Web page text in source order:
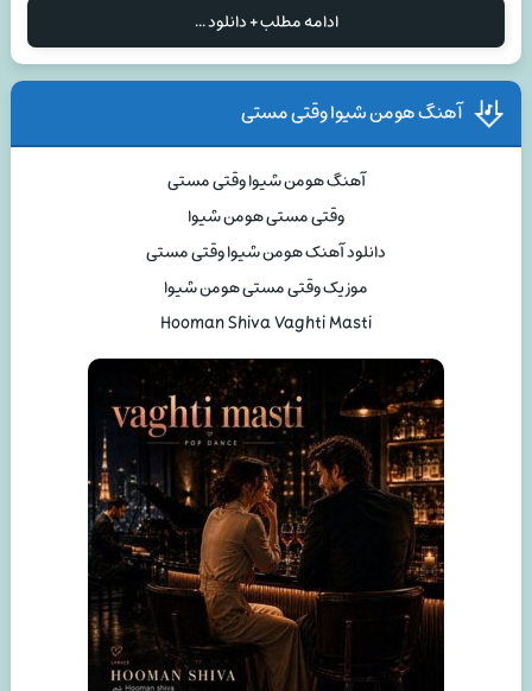
ادامه مطلب + دانلود ...
آهنگ هومن شیوا وقتی مستی
آهنگ هومن شیوا وقتی مستی
وقتی مستی هومن شیوا
دانلود آهنک هومن شیوا وقتی مستی
موزیک وقتی مستی هومن شیوا
Hooman Shiva Vaghti Masti